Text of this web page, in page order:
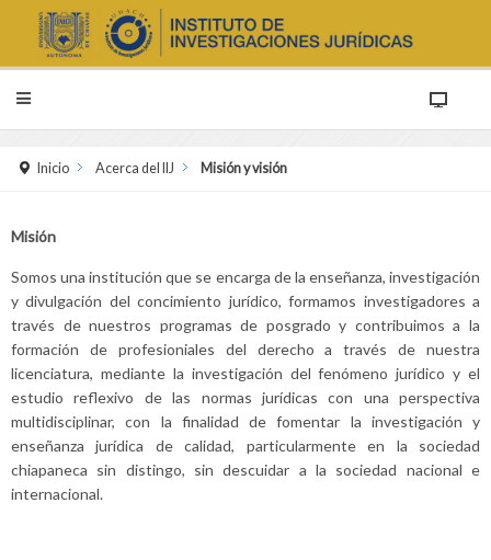
Inicio Acerca del IIJ Misión y visión
Misión
Somos una institución que se encarga de la enseñanza, investigación
y divulgación del concimiento jurídico, formamos investigadores a
través de nuestros programas de posgrado y contribuimos a la
formación de profesioniales del derecho a través de nuestra
licenciatura, mediante la investigación del fenómeno jurídico y el
estudio reflexivo de las normas jurídicas con una perspectiva
multidisciplinar, con la finalidad de fomentar la investigación y
enseñanza jurídica de calidad, particularmente en la sociedad
chiapaneca sin distingo, sin descuidar a la sociedad nacional e
internacional.